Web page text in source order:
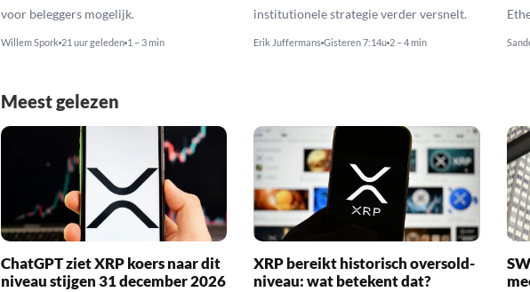
voor beleggers mogelijk.
Willem Spork 21 uur geleden 1 – 3 min
institutionele strategie verder versnelt.
Erik Juffermans Gisteren 7:14u 2 – 4 min
Meest gelezen
ChatGPT ziet XRP koers naar dit
niveau stijgen 31 december 2026
XRP bereikt historisch oversold-
niveau: wat betekent dat?